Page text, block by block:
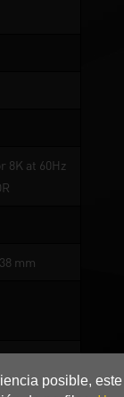
posible, este
8K at 60Hz
mm